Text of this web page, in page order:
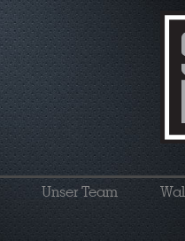
Unser Team